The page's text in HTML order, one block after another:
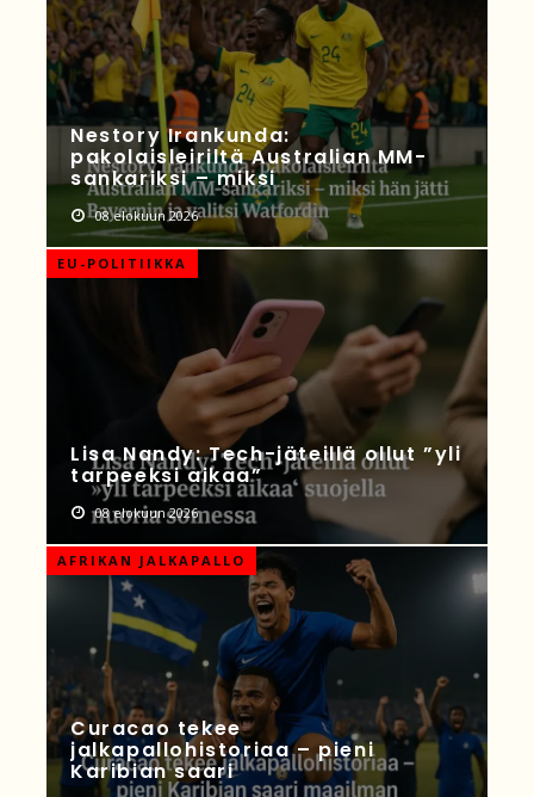
Nestory Irankunda:
pakolaisleiriltä Australian MM-
sankariksi – miksi
08 elokuun 2026
EU-POLITIIKKA
Lisa Nandy: Tech-jäteillä ollut ”yli
tarpeeksi aikaa”
08 elokuun 2026
AFRIKAN JALKAPALLO
Curacao tekee
jalkapallohistoriaa – pieni
Karibian saari